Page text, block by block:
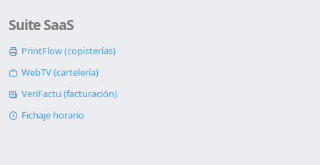
Suite SaaS
PrintFlow (copisterías)
WebTV (cartelería)
VeriFactu (facturación)
Fichaje horario